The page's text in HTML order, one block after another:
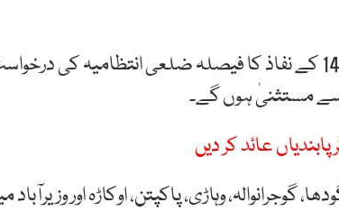
ترجمان محکمہ داخلہ کے مطابق دفعہ 144 کے نفاذ کا فیصلہ ضلعی
سے مستثنیٰ ہوں گے۔
عائد کر دیں
گوجرانوالہ، وہاڑی، پاکپتن، اوکاڑہ اور